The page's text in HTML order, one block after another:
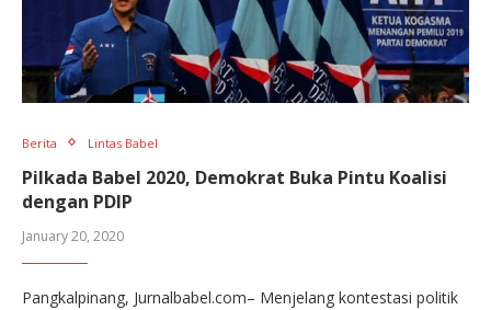
Berita Lintas Babel
Pilkada Babel 2020, Demokrat Buka Pintu Koalisi
dengan PDIP
January 20, 2020
Pangkalpinang, Jurnalbabel.com– Menjelang kontestasi politik